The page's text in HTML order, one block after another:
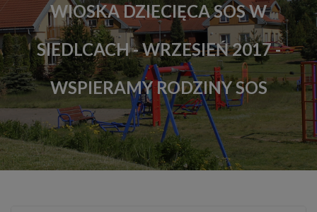
WIOSKA DZIECIĘCA SOS W
SIEDLCACH - WRZESIEŃ 2017 -
WSPIERAMY RODZINY SOS